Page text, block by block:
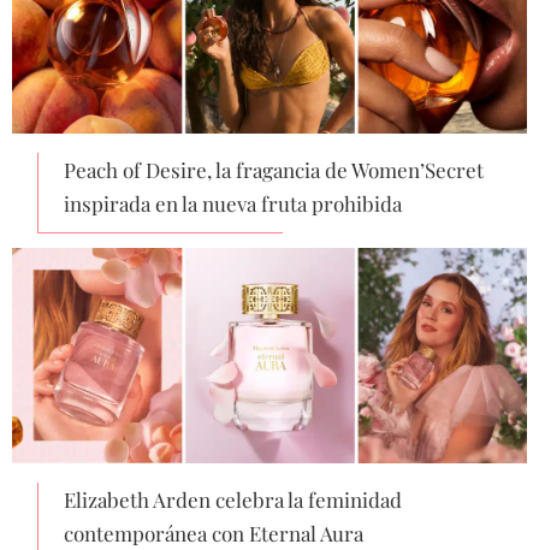
Peach of Desire, la fragancia de Women’Secret
inspirada en la nueva fruta prohibida
Elizabeth Arden celebra la feminidad
contemporánea con Eternal Aura